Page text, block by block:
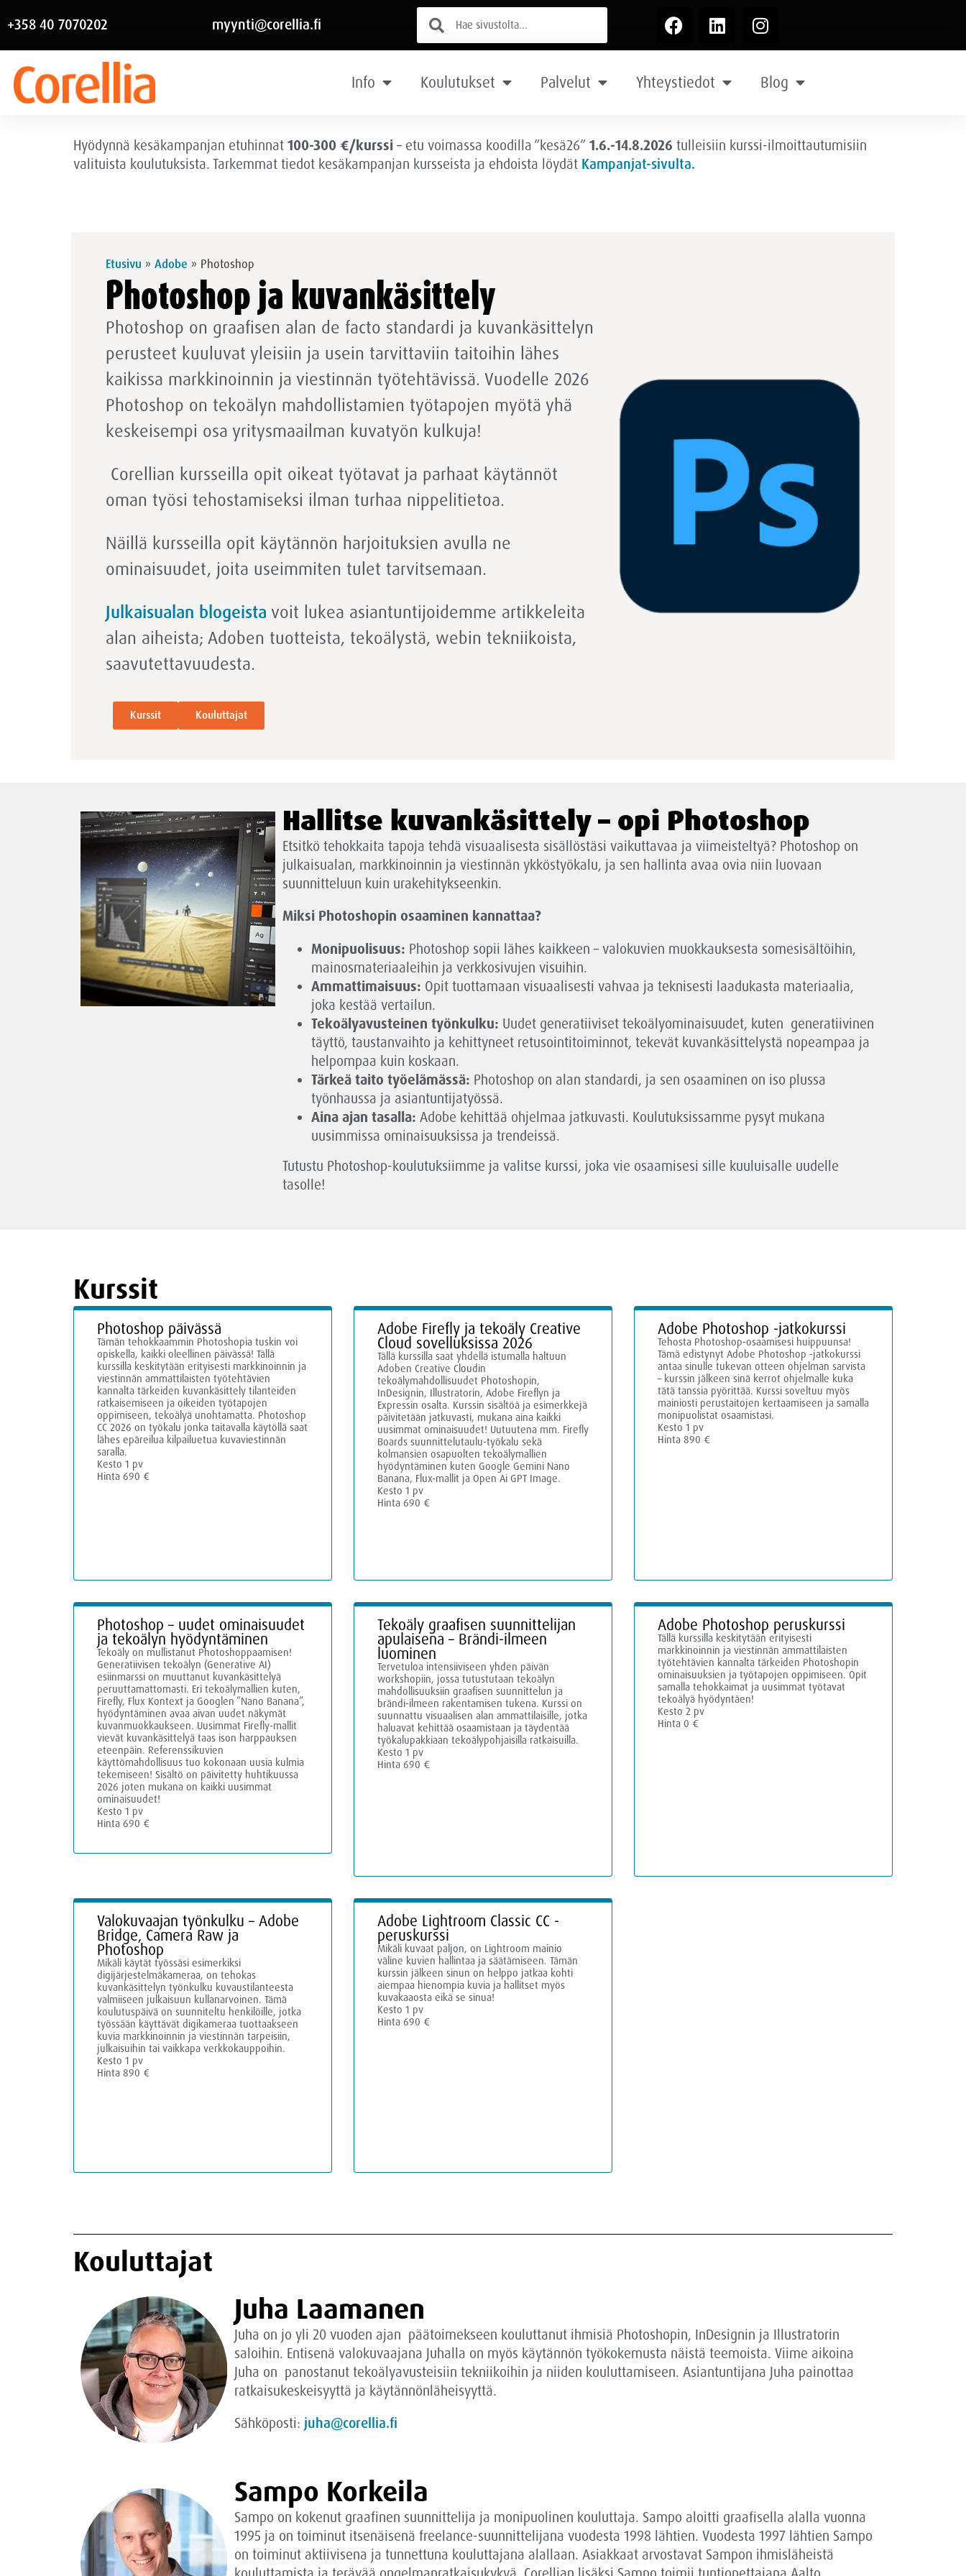
+358 40 7070202 myynti@corellia.fi
Info Koulutukset Palvelut Yhteystiedot Blog
Hyödynnä kesäkampanjan etuhinnat 100-300 €/kurssi – etu voimassa koodilla ”kesä26” 1.6.-14.8.2026 tulleisiin kurssi-ilmoittautumisiin
valituista koulutuksista. Tarkemmat tiedot kesäkampanjan kursseista ja ehdoista löydät Kampanjat-sivulta.
Etusivu » Adobe » Photoshop
Photoshop ja kuvankäsittely
Photoshop on graafisen alan de facto standardi ja kuvankäsittelyn
perusteet kuuluvat yleisiin ja usein tarvittaviin taitoihin lähes
kaikissa markkinoinnin ja viestinnän työtehtävissä. Vuodelle 2026
Photoshop on tekoälyn mahdollistamien työtapojen myötä yhä
keskeisempi osa yritysmaailman kuvatyön kulkuja!
Corellian kursseilla opit oikeat työtavat ja parhaat käytännöt
oman työsi tehostamiseksi ilman turhaa nippelitietoa.
Näillä kursseilla opit käytännön harjoituksien avulla ne
ominaisuudet, joita useimmiten tulet tarvitsemaan.
Julkaisualan blogeista voit lukea asiantuntijoidemme artikkeleita
alan aiheista; Adoben tuotteista, tekoälystä, webin tekniikoista,
saavutettavuudesta.
Kurssit Kouluttajat
Hallitse kuvankäsittely – opi Photoshop
Etsitkö tehokkaita tapoja tehdä visuaalisesta sisällöstäsi vaikuttavaa ja viimeisteltyä? Photoshop on
julkaisualan, markkinoinnin ja viestinnän ykköstyökalu, ja sen hallinta avaa ovia niin luovaan
suunnitteluun kuin urakehitykseenkin.
Miksi Photoshopin osaaminen kannattaa?
Monipuolisuus: Photoshop sopii lähes kaikkeen – valokuvien muokkauksesta somesisältöihin,
mainosmateriaaleihin ja verkkosivujen visuihin.
Ammattimaisuus: Opit tuottamaan visuaalisesti vahvaa ja teknisesti laadukasta materiaalia,
joka kestää vertailun.
Tekoälyavusteinen työnkulku: Uudet generatiiviset tekoälyominaisuudet, kuten generatiivinen
täyttö, taustanvaihto ja kehittyneet retusointitoiminnot, tekevät kuvankäsittelystä nopeampaa ja
helpompaa kuin koskaan.
Tärkeä taito työelämässä: Photoshop on alan standardi, ja sen osaaminen on iso plussa
työnhaussa ja asiantuntijatyössä.
Aina ajan tasalla: Adobe kehittää ohjelmaa jatkuvasti. Koulutuksissamme pysyt mukana
uusimmissa ominaisuuksissa ja trendeissä.
Tutustu Photoshop-koulutuksiimme ja valitse kurssi, joka vie osaamisesi sille kuuluisalle uudelle
tasolle!
Kurssit
Photoshop päivässä
Tämän tehokkaammin Photoshopia tuskin voi
opiskella, kaikki oleellinen päivässä! Tällä
kurssilla keskitytään erityisesti markkinoinnin ja
viestinnän ammattilaisten työtehtävien
kannalta tärkeiden kuvankäsittely tilanteiden
ratkaisemiseen ja oikeiden työtapojen
oppimiseen, tekoälyä unohtamatta. Photoshop
CC 2026 on työkalu jonka taitavalla käytöllä saat
lähes epäreilua kilpailuetua kuvaviestinnän
saralla.
Kesto 1 pv
Hinta 690 €
Adobe Firefly ja tekoäly Creative
Cloud sovelluksissa 2026
Tällä kurssilla saat yhdellä istumalla haltuun
Adoben Creative Cloudin
tekoälymahdollisuudet Photoshopin,
InDesignin, Illustratorin, Adobe Fireflyn ja
Expressin osalta. Kurssin sisältöä ja esimerkkejä
päivitetään jatkuvasti, mukana aina kaikki
uusimmat ominaisuudet! Uutuutena mm. Firefly
Boards suunnittelutaulu-työkalu sekä
kolmansien osapuolten tekoälymallien
hyödyntäminen kuten Google Gemini Nano
Banana, Flux-mallit ja Open Ai GPT Image.
Kesto 1 pv
Hinta 690 €
Adobe Photoshop -jatkokurssi
Tehosta Photoshop-osaamisesi huippuunsa!
Tämä edistynyt Adobe Photoshop -jatkokurssi
antaa sinulle tukevan otteen ohjelman sarvista
– kurssin jälkeen sinä kerrot ohjelmalle kuka
tätä tanssia pyörittää. Kurssi soveltuu myös
mainiosti perustaitojen kertaamiseen ja samalla
monipuolistat osaamistasi.
Kesto 1 pv
Hinta 890 €
Photoshop – uudet ominaisuudet
ja tekoälyn hyödyntäminen
Tekoäly on mullistanut Photoshoppaamisen!
Generatiivisen tekoälyn (Generative AI)
esiinmarssi on muuttanut kuvankäsittelyä
peruuttamattomasti. Eri tekoälymallien kuten,
Firefly, Flux Kontext ja Googlen ”Nano Banana”,
hyödyntäminen avaa aivan uudet näkymät
kuvanmuokkaukseen. Uusimmat Firefly-mallit
vievät kuvankäsittelyä taas ison harppauksen
eteenpäin. Referenssikuvien
käyttömahdollisuus tuo kokonaan uusia kulmia
tekemiseen! Sisältö on päivitetty huhtikuussa
2026 joten mukana on kaikki uusimmat
ominaisuudet!
Kesto 1 pv
Hinta 690 €
Tekoäly graafisen suunnittelijan
apulaisena – Brändi-ilmeen
luominen
Tervetuloa intensiiviseen yhden päivän
workshopiin, jossa tutustutaan tekoälyn
mahdollisuuksiin graafisen suunnittelun ja
brändi-ilmeen rakentamisen tukena. Kurssi on
suunnattu visuaalisen alan ammattilaisille, jotka
haluavat kehittää osaamistaan ja täydentää
työkalupakkiaan tekoälypohjaisilla ratkaisuilla.
Kesto 1 pv
Hinta 690 €
Adobe Photoshop peruskurssi
Tällä kurssilla keskitytään erityisesti
markkinoinnin ja viestinnän ammattilaisten
työtehtävien kannalta tärkeiden Photoshopin
ominaisuuksien ja työtapojen oppimiseen. Opit
samalla tehokkaimat ja uusimmat työtavat
tekoälyä hyödyntäen!
Kesto 2 pv
Hinta 0 €
Valokuvaajan työnkulku – Adobe
Bridge, Camera Raw ja
Photoshop
Mikäli käytät työssäsi esimerkiksi
digijärjestelmäkameraa, on tehokas
kuvankäsittelyn työnkulku kuvaustilanteesta
valmiiseen julkaisuun kullanarvoinen. Tämä
koulutuspäivä on suunniteltu henkilöille, jotka
työssään käyttävät digikameraa tuottaakseen
kuvia markkinoinnin ja viestinnän tarpeisiin,
julkaisuihin tai vaikkapa verkkokauppoihin.
Kesto 1 pv
Hinta 890 €
Adobe Lightroom Classic CC -
peruskurssi
Mikäli kuvaat paljon, on Lightroom mainio
väline kuvien hallintaa ja säätämiseen. Tämän
kurssin jälkeen sinun on helppo jatkaa kohti
aiempaa hienompia kuvia ja hallitset myös
kuvakaaosta eikä se sinua!
Kesto 1 pv
Hinta 690 €
Kouluttajat
Juha Laamanen
Juha on jo yli 20 vuoden ajan päätoimekseen kouluttanut ihmisiä Photoshopin, InDesignin ja Illustratorin
saloihin. Entisenä valokuvaajana Juhalla on myös käytännön työkokemusta näistä teemoista. Viime aikoina
Juha on panostanut tekoälyavusteisiin tekniikoihin ja niiden kouluttamiseen. Asiantuntijana Juha painottaa
ratkaisukeskeisyyttä ja käytännönläheisyyttä.
Sähköposti: juha@corellia.fi
Sampo Korkeila
Sampo on kokenut graafinen suunnittelija ja monipuolinen kouluttaja. Sampo aloitti graafisella alalla vuonna
1995 ja on toiminut itsenäisenä freelance-suunnittelijana vuodesta 1998 lähtien. Vuodesta 1997 lähtien Sampo
on toiminut aktiivisena ja tunnettuna kouluttajana alallaan. Asiakkaat arvostavat Sampon ihmisläheistä